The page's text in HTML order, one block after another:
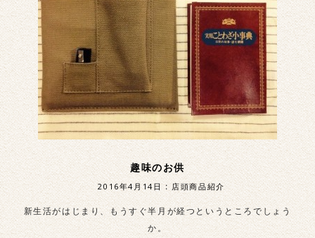
趣味のお供
2016年4月14日:店頭商品紹介
新生活がはじまり、もうすぐ半月が経つというところでしょう
か。